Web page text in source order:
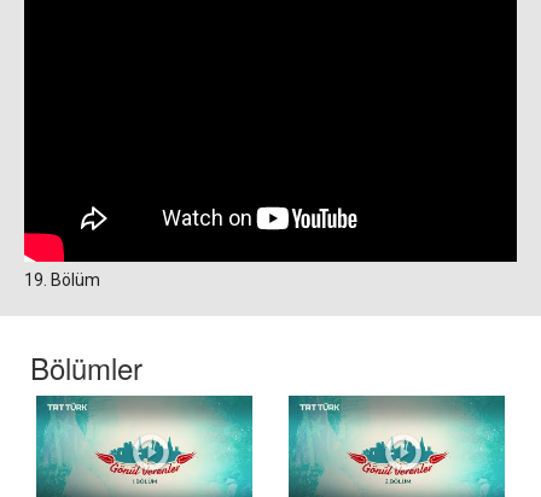
19. Bölüm
Bölümler